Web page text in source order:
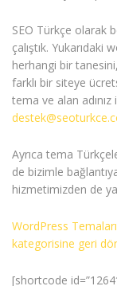
SEO Türkçe olarak
çalıştık. Yukarıdaki
herhangi bir
farklı bir siteye
tema ve alan adınız
Ayrıca tema
de bizimle
hizmetimizden de
WordPress
kategorisine geri
[shortcode